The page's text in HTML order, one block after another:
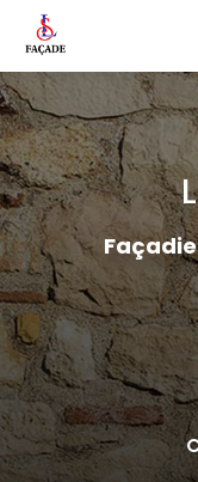
contenu
principal